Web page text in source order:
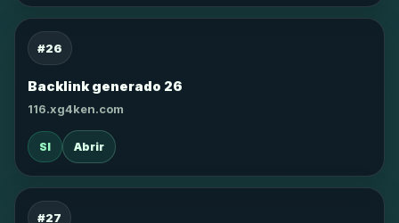
#26
Backlink generado 26
116.xg4ken.com
SI Abrir
#27